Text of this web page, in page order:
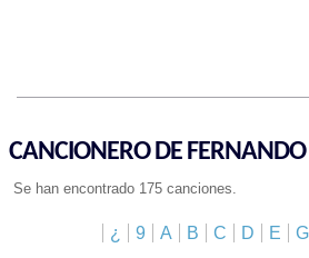
CANCIONERO DE
Se han encontrado 175 canciones.
¿ 9 A B C D E G